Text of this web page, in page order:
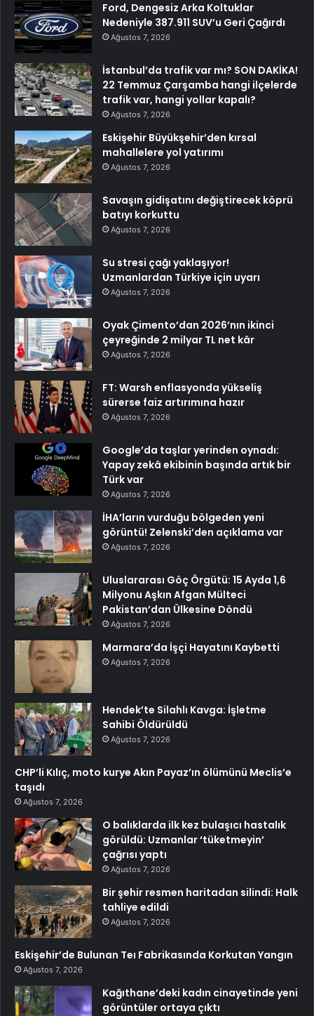
Ford, Dengesiz Arka Koltuklar
Nedeniyle 387.911 SUV’u Geri Çağırdı
Ağustos 7, 2026
İstanbul’da trafik var mı? SON DAKİKA!
22 Temmuz Çarşamba hangi ilçelerde
trafik var, hangi yollar kapalı?
Ağustos 7, 2026
Eskişehir Büyükşehir’den kırsal
mahallelere yol yatırımı
Ağustos 7, 2026
Savaşın gidişatını değiştirecek köprü
batıyı korkuttu
Ağustos 7, 2026
Su stresi çağı yaklaşıyor!
Uzmanlardan Türkiye için uyarı
Ağustos 7, 2026
Oyak Çimento’dan 2026’nın ikinci
çeyreğinde 2 milyar TL net kâr
Ağustos 7, 2026
FT: Warsh enflasyonda yükseliş
sürerse faiz artırımına hazır
Ağustos 7, 2026
Google’da taşlar yerinden oynadı:
Yapay zekâ ekibinin başında artık bir
Türk var
Ağustos 7, 2026
İHA’ların vurduğu bölgeden yeni
görüntü! Zelenski’den açıklama var
Ağustos 7, 2026
Uluslararası Göç Örgütü: 15 Ayda 1,6
Milyonu Aşkın Afgan Mülteci
Pakistan’dan Ülkesine Döndü
Ağustos 7, 2026
Marmara’da İşçi Hayatını Kaybetti
Ağustos 7, 2026
Hendek’te Silahlı Kavga: İşletme
Sahibi Öldürüldü
Ağustos 7, 2026
CHP’li Kılıç, moto kurye Akın Payaz’ın ölümünü Meclis’e
taşıdı
Ağustos 7, 2026
O balıklarda ilk kez bulaşıcı hastalık
görüldü: Uzmanlar ‘tüketmeyin’
çağrısı yaptı
Ağustos 7, 2026
Bir şehir resmen haritadan silindi: Halk
tahliye edildi
Ağustos 7, 2026
Eskişehir’de Bulunan Teı Fabrikasında Korkutan Yangın
Ağustos 7, 2026
Kağıthane’deki kadın cinayetinde yeni
görüntüler ortaya çıktı